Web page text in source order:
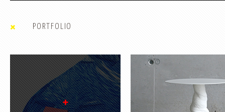
PORTFOLIO
MY KABAKA RES REI